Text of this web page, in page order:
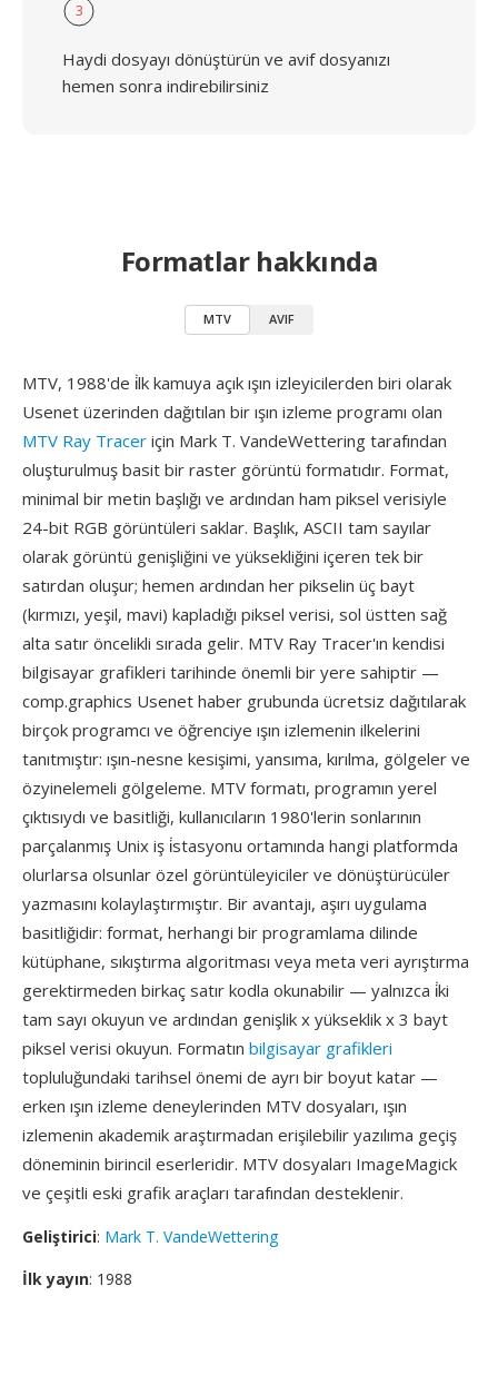
3
Haydi dosyayı dönüştürün ve avif dosyanızı
hemen sonra indirebilirsiniz
Formatlar hakkında
MTV AVIF
MTV, 1988'de i̇lk kamuya açık ışın izleyicilerden biri olarak
Usenet üzerinden dağıtılan bir ışın izleme programı olan
MTV Ray Tracer için Mark T. VandeWettering tarafından
oluşturulmuş basit bir raster görüntü formatıdır. Format,
minimal bir metin başlığı ve ardından ham piksel verisiyle
24-bit RGB görüntüleri saklar. Başlık, ASCII tam sayılar
olarak görüntü genişliğini ve yüksekliğini içeren tek bir
satırdan oluşur; hemen ardından her pikselin üç bayt
(kırmızı, yeşil, mavi) kapladığı piksel verisi, sol üstten sağ
alta satır öncelikli sırada gelir. MTV Ray Tracer'ın kendisi
bilgisayar grafikleri tarihinde önemli bir yere sahiptir —
comp.graphics Usenet haber grubunda ücretsiz dağıtılarak
birçok programcı ve öğrenciye ışın izlemenin ilkelerini
tanıtmıştır: ışın-nesne kesişimi, yansıma, kırılma, gölgeler ve
özyinelemeli gölgeleme. MTV formatı, programın yerel
çıktısıydı ve basitliği, kullanıcıların 1980'lerin sonlarının
parçalanmış Unix iş i̇stasyonu ortamında hangi platformda
olurlarsa olsunlar özel görüntüleyiciler ve dönüştürücüler
yazmasını kolaylaştırmıştır. Bir avantajı, aşırı uygulama
basitliğidir: format, herhangi bir programlama dilinde
kütüphane, sıkıştırma algoritması veya meta veri ayrıştırma
gerektirmeden birkaç satır kodla okunabilir — yalnızca i̇ki
tam sayı okuyun ve ardından genişlik x yükseklik x 3 bayt
piksel verisi okuyun. Formatın bilgisayar grafikleri
topluluğundaki tarihsel önemi de ayrı bir boyut katar —
erken ışın izleme deneylerinden MTV dosyaları, ışın
izlemenin akademik araştırmadan erişilebilir yazılıma geçiş
döneminin birincil eserleridir. MTV dosyaları ImageMagick
ve çeşitli eski grafik araçları tarafından desteklenir.
Geliştirici: Mark T. VandeWettering
İlk yayın: 1988